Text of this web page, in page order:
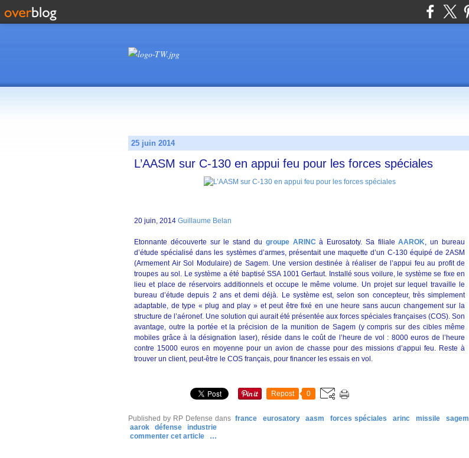
25 juin 2014
L’AASM sur C-130 en appui feu pour les forces spéciales
20 juin, 2014 Guillaume Belan
Etonnante découverte sur le stand du groupe ARINC à Eurosatoty. Sa filialeAAROK, un bureau
d’étude spécialisé dans les systèmes d’armes, présentait une maquette d’un C-130 équipé de 2ASM
(Armement Air Sol Modulaire) de Sagem. Une version destinée à réaliser de l’appui feu au profit de
troupes au sol. Le système a été baptisé SSA 1001 Gerfaut. Installé sous voilure, le système se fixe en
lieu et place de réservoirs additionnels et occupe le même volume. Un projet sur lequel travaille le
bureau d’étude depuis 2 ans et demi déjà. Le système est, selon son concepteur, très simplement
adaptable, de type « plug and play » et peut être fixé en une heure sans aucun changement sur la
structure de l’aéronef. Une solution qui aurait été présentée aux forces spéciales françaises (COS). Son
avantage, outre la portée et la précision de la munition de Sagem (y compris sur des cibles même
mobiles grâce à la désignation laser), réside dans le coût de l’heure de vol : 8000 euros de l’heure
contre 15000 euros en moyenne pour un avion de chasse pour des missions d’appui feu. Reste à
trouver un client, peut-être le COS français, pour financer les essais en vol.
Repost 0
Published by RP Defense dans france eurosatory aasm forces spéciales arinc missile
sagem
aarok
défense
industrie
commenter cet article
…